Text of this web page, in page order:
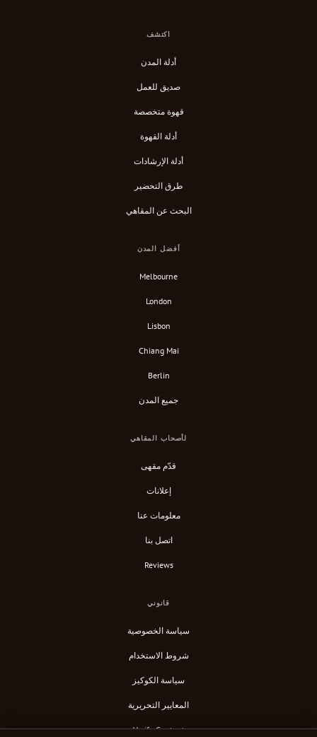
اكتشف
أدلة المدن
صديق للعمل
قهوة متخصصة
أدلة القهوة
أدلة الإرشادات
طرق التحضير
البحث عن المقاهي
أفضل المدن
Melbourne
London
Lisbon
Chiang Mai
Berlin
جميع المدن
لأصحاب المقاهي
قدّم مقهى
إعلانات
معلومات عنا
اتصل بنا
Reviews
قانوني
سياسة الخصوصية
شروط الاستخدام
سياسة الكوكيز
المعايير التحريرية
Verify Content